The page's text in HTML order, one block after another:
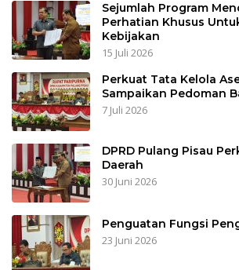
Sejumlah Program
Perhatian Khusus
Kebijakan
15 Juli 2026
Perkuat Tata Kelola
Sampaikan Pedoman
7 Juli 2026
DPRD Pulang Pisau
Daerah
30 Juni 2026
Penguatan Fungsi
23 Juni 2026